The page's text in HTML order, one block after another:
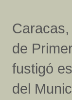
de
fustigó
del